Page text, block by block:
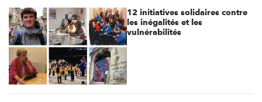
12 initiatives solidaires contre
les inégalités et les
vulnérabilités